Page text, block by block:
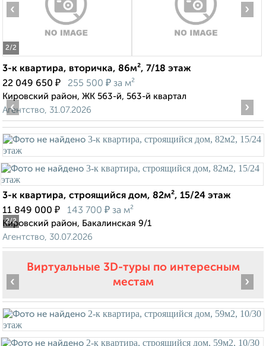
2/2
‹ ›
3-к квартира, вторичка, 86м², 7/18 этаж
22 049 650 ₽ 255 500 ₽ за м²
Кировский район, ЖК 563-й, 563-й квартал
Агентство, 31.07.2026
2/2
‹ ›
3-к квартира, строящийся дом, 82м², 15/24 этаж
11 849 000 ₽ 143 700 ₽ за м²
Кировский район, Бакалинская 9/1
Агентство, 30.07.2026
Виртуальные 3D-туры по интересным
местам
‹ ›